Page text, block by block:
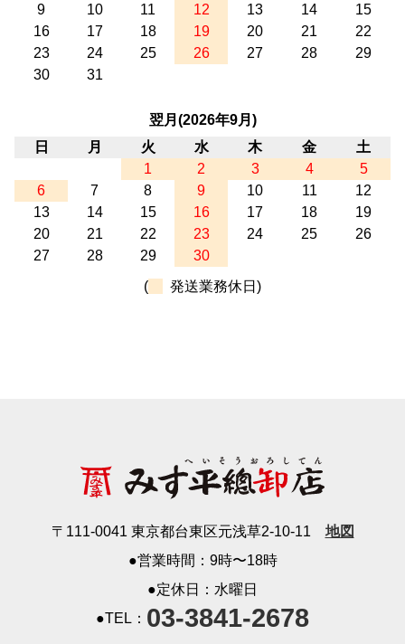
9
10 11 12 13 14
15
16
17 18 19 20 21
22
23
24 25 26 27 28
29
30
31
翌月(2026年9月)
日
月 火 水 木 金
土
1
2 3 4
5
6
7 8 9 10 11
12
13
14 15 16 17 18
19
20
21 22 23 24 25
26
27
28 29
30
(
発送業務休日)
〒111-0041 東京都台東区元浅草2-10-11
地図
●営業時間：9時〜18時
●定休日：水曜日
●TEL： 03-3841-2678